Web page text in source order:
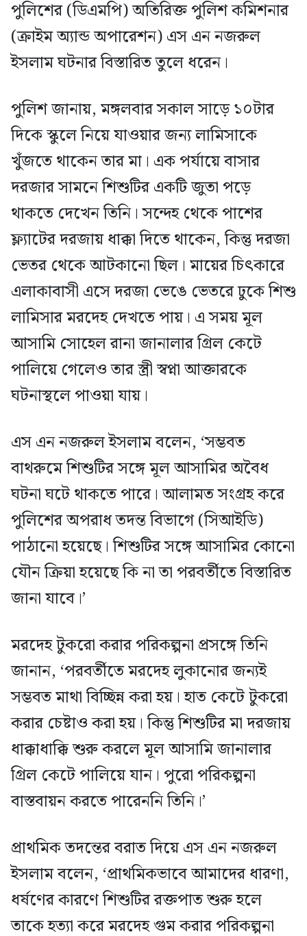
পুলিশের (ডিএমপি) অতিরিক্ত পুলিশ কমিশনার
(ক্রাইম অ্যান্ড অপারেশন) এস এন নজরুল
ইসলাম ঘটনার বিস্তারিত তুলে ধরেন।
পুলিশ জানায়, মঙ্গলবার সকাল সাড়ে ১০টার
দিকে স্কুলে নিয়ে যাওয়ার জন্য লামিসাকে
খুঁজতে থাকেন তার মা। এক পর্যায়ে বাসার
দরজার সামনে শিশুটির একটি জুতা পড়ে
থাকতে দেখেন তিনি। সন্দেহ থেকে পাশের
ফ্ল্যাটের দরজায় ধাক্কা দিতে থাকেন, কিন্তু দরজা
ভেতর থেকে আটকানো ছিল। মায়ের চিৎকারে
এলাকাবাসী এসে দরজা ভেঙে ভেতরে ঢুকে শিশু
লামিসার মরদেহ দেখতে পায়। এ সময় মূল
আসামি সোহেল রানা জানালার গ্রিল কেটে
পালিয়ে গেলেও তার স্ত্রী স্বপ্না আক্তারকে
ঘটনাস্থলে পাওয়া যায়।
এস এন নজরুল ইসলাম বলেন, ‘সম্ভবত
বাথরুমে শিশুটির সঙ্গে মূল আসামির অবৈধ
ঘটনা ঘটে থাকতে পারে। আলামত সংগ্রহ করে
পুলিশের অপরাধ তদন্ত বিভাগে (সিআইডি)
পাঠানো হয়েছে। শিশুটির সঙ্গে আসামির কোনো
যৌন ক্রিয়া হয়েছে কি না তা পরবর্তীতে বিস্তারিত
জানা যাবে।’
মরদেহ টুকরো করার পরিকল্পনা প্রসঙ্গে তিনি
জানান, ‘পরবর্তীতে মরদেহ লুকানোর জন্যই
সম্ভবত মাথা বিচ্ছিন্ন করা হয়। হাত কেটে টুকরো
করার চেষ্টাও করা হয়। কিন্তু শিশুটির মা দরজায়
ধাক্কাধাক্কি শুরু করলে মূল আসামি জানালার
গ্রিল কেটে পালিয়ে যান। পুরো পরিকল্পনা
বাস্তবায়ন করতে পারেননি তিনি।’
প্রাথমিক তদন্তের বরাত দিয়ে এস এন নজরুল
ইসলাম বলেন, ‘প্রাথমিকভাবে আমাদের ধারণা,
ধর্ষণের কারণে শিশুটির রক্তপাত শুরু হলে
তাকে হত্যা করে মরদেহ গুম করার পরিকল্পনা